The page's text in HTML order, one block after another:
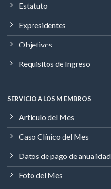
Estatuto
Expresidentes
Objetivos
Requisitos de Ingreso
SERVICIO A LOS MIEMBROS
Artículo del Mes
Caso Clínico del Mes
Datos de pago de anualidad
Foto del Mes